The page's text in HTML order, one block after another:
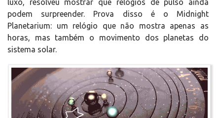
luxo, resolveu mostrar que relógios de pulso ainda
podem surpreender. Prova disso é o Midnight
Planetarium: um relógio que não mostra apenas as
horas, mas também o movimento dos planetas do
sistema solar.